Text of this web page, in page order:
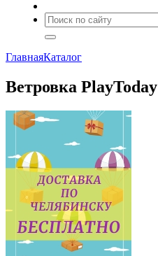
ГлавнаяКаталог
Ветровка PlayToday